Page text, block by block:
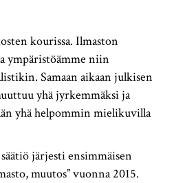
kourissa. Ilmaston
ympäristöämme niin
Samaan aikaan julkisen
yhä jyrkemmäksi ja
yhä helpommin mielikuvilla
järjesti ensimmäisen
muutos” vuonna 2015.